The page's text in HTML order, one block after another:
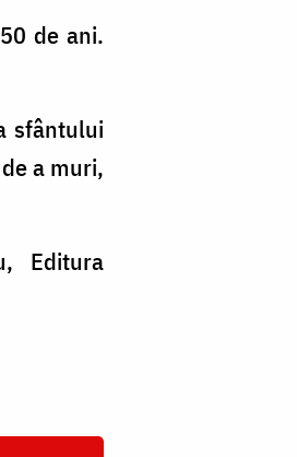
de ani.
sfântului
a muri,
Editura